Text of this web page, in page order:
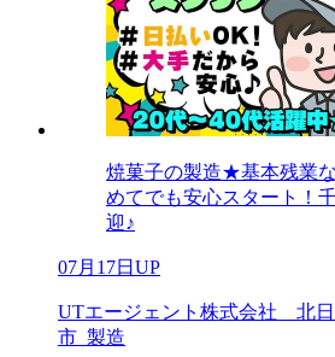
焼菓子の製造★基本残業
めてでも安心スタート！
迎♪
07月17日UP
UTエージェント株式会社 北
市_製造